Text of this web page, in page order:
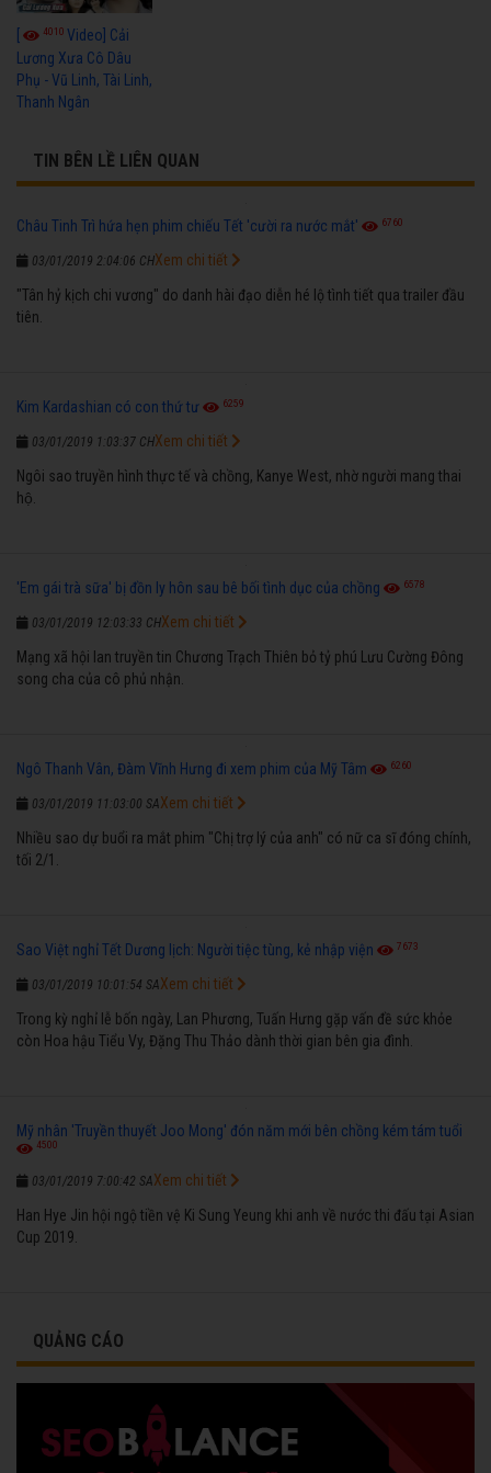
[ 4010 Video] Cải
Lương Xưa Cô Dâu
Phụ - Vũ Linh, Tài Linh,
Thanh Ngân
TIN BÊN LỀ LIÊN QUAN
Châu Tinh Trì hứa hẹn phim chiếu Tết 'cười ra nước mắt' 6760
03/01/2019 2:04:06 CH
"Tân hỷ kịch chi vương" do danh hài đạo diễn hé lộ tình tiết qua trailer đầu
tiên.
Xem chi tiết
Kim Kardashian có con thứ tư 6259
03/01/2019 1:03:37 CH
Ngôi sao truyền hình thực tế và chồng, Kanye West, nhờ người mang thai
hộ.
Xem chi tiết
'Em gái trà sữa' bị đồn ly hôn sau bê bối tình dục của chồng 6578
03/01/2019 12:03:33 CH
Mạng xã hội lan truyền tin Chương Trạch Thiên bỏ tỷ phú Lưu Cường Đông
song cha của cô phủ nhận.
Xem chi tiết
Ngô Thanh Vân, Đàm Vĩnh Hưng đi xem phim của Mỹ Tâm 6260
03/01/2019 11:03:00 SA
Nhiều sao dự buổi ra mắt phim "Chị trợ lý của anh" có nữ ca sĩ đóng chính,
tối 2/1.
Xem chi tiết
Sao Việt nghỉ Tết Dương lịch: Người tiệc tùng, kẻ nhập viện 7673
03/01/2019 10:01:54 SA
Trong kỳ nghỉ lễ bốn ngày, Lan Phương, Tuấn Hưng gặp vấn đề sức khỏe
còn Hoa hậu Tiểu Vy, Đặng Thu Thảo dành thời gian bên gia đình.
Xem chi tiết
Mỹ nhân 'Truyền thuyết Joo Mong' đón năm mới bên chồng kém tám tuổi
4500
03/01/2019 7:00:42 SA
Han Hye Jin hội ngộ tiền vệ Ki Sung Yeung khi anh về nước thi đấu tại Asian
Cup 2019.
Xem chi tiết
QUẢNG CÁO